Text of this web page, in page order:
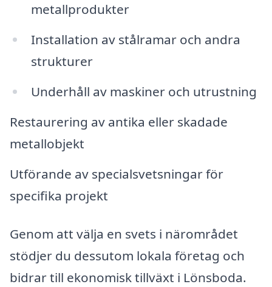
metallprodukter
Installation av stålramar och andra
strukturer
Underhåll av maskiner och utrustning
Restaurering av antika eller skadade
metallobjekt
Utförande av specialsvetsningar för
specifika projekt
Genom att välja en svets i närområdet
stödjer du dessutom lokala företag och
bidrar till ekonomisk tillväxt i Lönsboda.